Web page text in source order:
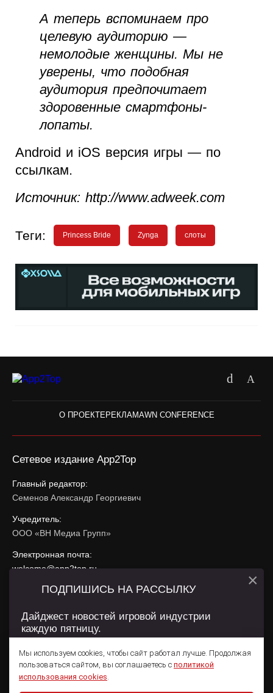
А теперь вспоминаем про
целевую аудиторию —
немолодые женщины. Мы не
уверены, что подобная
аудитория предпочитает
здоровенные смартфоны-
лопаты.
Android и iOS версия игры — по
ссылкам.
Источник: http://www.adweek.com
Теги: Princess Bride Zynga слоты
О ПРОЕКТЕРЕКЛАМАWN CONFERENCE
Сетевое издание App2Top
Главный редактор:
Семенов Александр Георгиевич
Учредитель:
ООО «ВН Медиа Групп»
Электронная почта:
welcome@app2top.ru
При использовании материалов активная ссылка на
Сайт использует IP адреса, cookie, данные геолокации
использования содержатся вПолитике конфиденциальностии
Пользовательском соглашении .
Мы используем cookies, чтобы сайт работал лучше. Продолжая
пользоваться сайтом, вы соглашаетесь с политикой
использования cookies.
ПОДПИШИСЬ НА РАССЫЛКУ
Дайджест новостей игровой индустрии
каждую пятницу.
×